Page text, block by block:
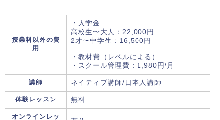
授業料以外の費
用
・入学金
高校生〜大人：22,000円
2才〜中学生：16,500円
・教材費（レベルによる）
・スクール管理費：1,980円/月
講師 ネイティブ講師/日本人講師
体験レッスン 無料
オンラインレッ